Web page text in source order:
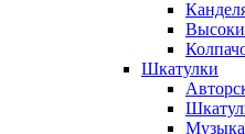
Шкатулки